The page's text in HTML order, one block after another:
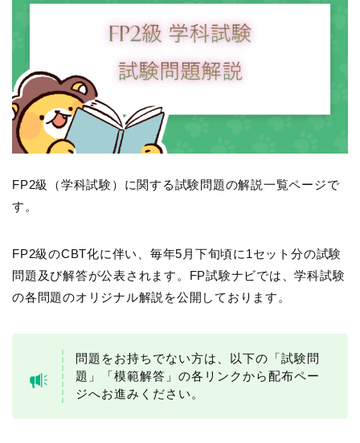
FP2級（学科試験）に関する試験問題の解説一覧ページで
す。
FP2級のCBT化に伴い、毎年5月下旬頃に1セット分の試験
問題及び解答が公表されます。FP試験ナビでは、学科試験
の各問題のオリジナル解説を公開しております。
問題をお持ちでない方は、以下の「試験問
題」「模範解答」の各リンクから配布ペー
ジへお進みください。